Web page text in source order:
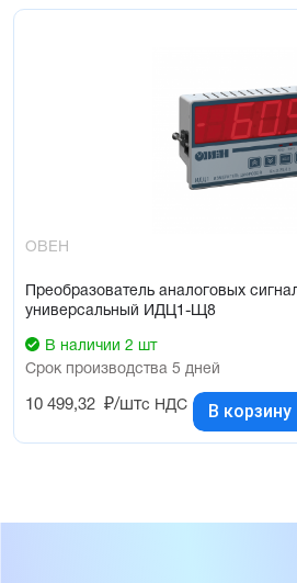
ОВЕН
Преобразователь аналоговых
универсальный ИДЦ1-Щ8
В наличии 2 шт
Срок производства 5 дней
10 499,32 ₽/штс НДС В корзину